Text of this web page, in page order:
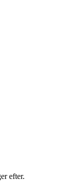
efter.